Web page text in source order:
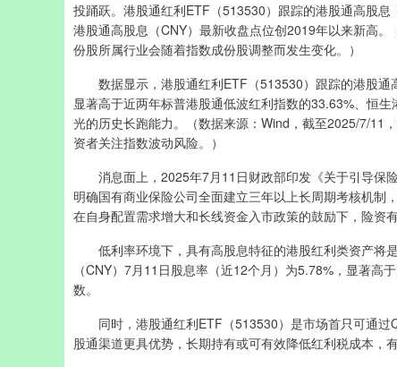
投踊跃。港股通红利ETF（513530）跟踪的港股通高股
港股通高股息（CNY）最新收盘点位创2019年以来新高
份股所属行业会随着指数成份股调整而发生变化。）
数据显示，港股通红利ETF（513530）跟踪的港股通
显著高于近两年标普港股通低波红利指数的33.63%、恒
光的历史长跑能力。（数据来源：Wind，截至2025/7/11
资者关注指数波动风险。）
消息面上，2025年7月11日财政部印发《关于引导保险
明确国有商业保险公司全面建立三年以上长周期考核机制
在自身配置需求增大和长线资金入市政策的鼓励下，险资
低利率环境下，具有高股息特征的港股红利类资产将
（CNY）7月11日股息率（近12个月）为5.78%，显著
数。
同时，港股通红利ETF（513530）是市场首只可通过
股通渠道更具优势，长期持有或可有效降低红利税成本，